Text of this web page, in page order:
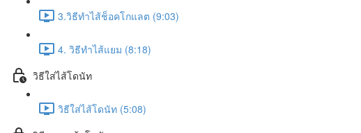
3.วิธีทำไส้ช็อคโกแลต (9:03)
4. วิธีทำไส้แยม (8:18)
วิธีใส่ไส้โดนัท
วิธีใส่ไส้โดนัท (5:08)